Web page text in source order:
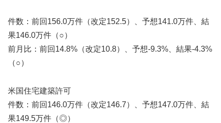
件数：前回156.0万件（改定152.5）、予想141.0万件、結
果146.0万件（○）
前月比：前回14.8%（改定10.8）、予想-9.3%、結果-4.3%
（○）
米国住宅建築許可
件数：前回146.0万件（改定146.7）、予想147.0万件、結
果149.5万件（◎）